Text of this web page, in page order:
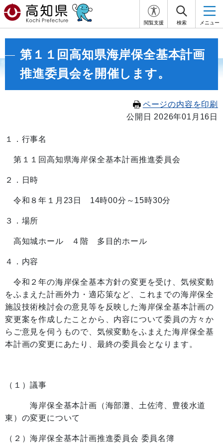
閲覧支援 検索 メニュー
第１１回高知県海岸保全基本計画
推進委員会を開催します。
ページの内容を印刷
公開日 2026年01月16日
１．行事名
第１１回高知県海岸保全基本計画推進委員会
２．日時
令和８年１月23日 14時00分～15時30分
３．場所
高知城ホール ４階 多目的ホール
４．内容
令和２年の海岸保全基本方針の変更を受け、気候変動
をふまえた計画外力・適応策など、これまでの海岸保全
施設技術検討会の意見等を反映した海岸保全基本計画の
変更案を作成したことから、内容について委員の方々か
らご意見を伺うもので、気候変動をふまえた海岸保全基
本計画の変更にあたり、最終の委員会となります。
（１）議事
海岸保全基本計画（海部灘、土佐湾、豊後水道
東）の変更について
（２）海岸保全基本計画推進委員会 委員名簿